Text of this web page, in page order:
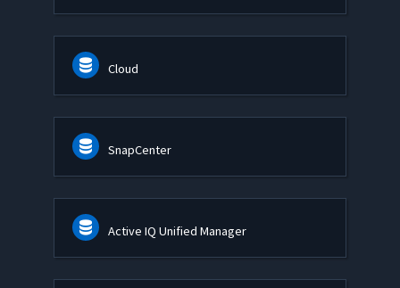
Cloud
SnapCenter
Active IQ Unified Manager